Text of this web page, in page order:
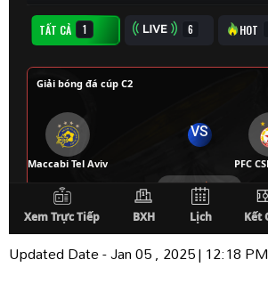
Updated Date - Jan 05 , 2025 | 12:18 PM